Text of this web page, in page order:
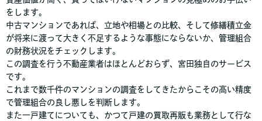
をします。
中古マンションであれば、立地や相場との比較、そして修繕積立金
が将来に渡って大きく不足するような事態にならないか、管理組合
の財務状況をチェックします。
この調査を行う不動産業者はほとんどおらず、宮田独自のサービス
です。
これまで数千件のマンションの調査をしてきたからこその高い精度
で管理組合の良し悪しを判断します。
また一戸建てについても、かつて戸建の買取再販も業務として行な